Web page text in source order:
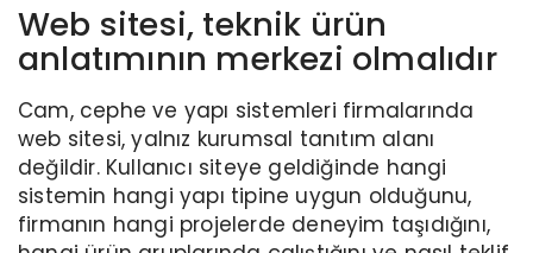
Web sitesi, teknik ürün
anlatımının merkezi olmalıdır
Cam, cephe ve yapı sistemleri firmalarında
web sitesi, yalnız kurumsal tanıtım alanı
değildir. Kullanıcı siteye geldiğinde hangi
sistemin hangi yapı tipine uygun olduğunu,
firmanın hangi projelerde deneyim taşıdığını,